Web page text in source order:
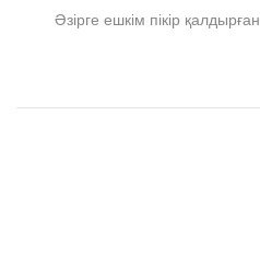
Әзірге ешкім пікір